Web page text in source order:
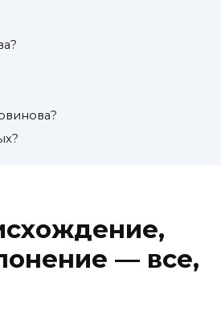
— все,